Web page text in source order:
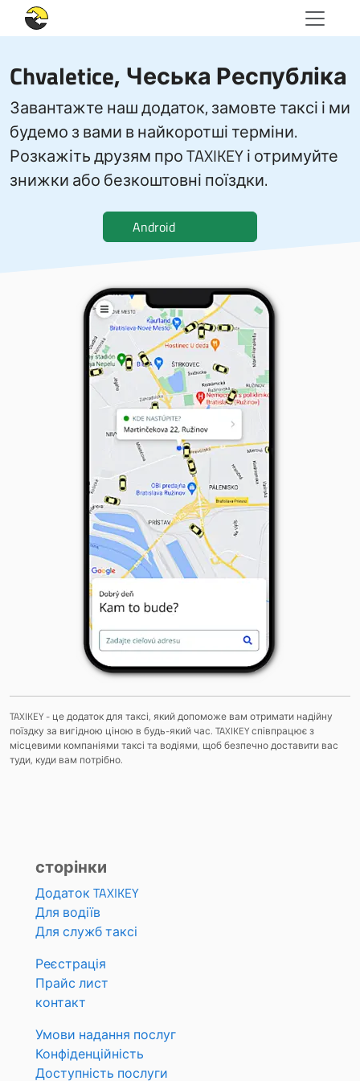
Chvaletice, Чеська Республіка
Завантажте наш додаток, замовте таксі і ми
будемо з вами в найкоротші терміни.
Розкажіть друзям про TAXIKEY і отримуйте
знижки або безкоштовні поїздки.
Android
TAXIKEY - це додаток для таксі, який допоможе вам отримати надійну
поїздку за вигідною ціною в будь-який час. TAXIKEY співпрацює з
місцевими компаніями таксі та водіями, щоб безпечно доставити вас
туди, куди вам потрібно.
сторінки
Додаток TAXIKEY
Для водіїв
Для служб таксі
Реєстрація
Прайс лист
контакт
Умови надання послуг
Конфіденційність
Доступність послуги